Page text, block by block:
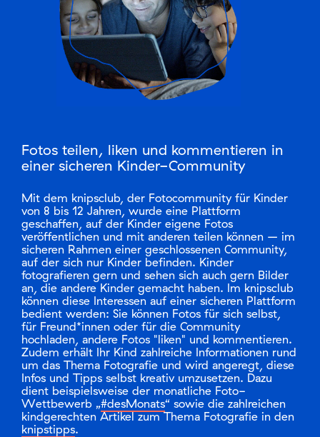
Mitglied werden
Fotos teilen, liken und kommentieren in
einer sicheren Kinder-Community
Mit dem knipsclub, der Fotocommunity für Kinder
von 8 bis 12 Jahren, wurde eine Plattform
geschaffen, auf der Kinder eigene Fotos
veröffentlichen und mit anderen teilen können – im
sicheren Rahmen einer geschlossenen Community,
auf der sich nur Kinder befinden. Kinder
fotografieren gern und sehen sich auch gern Bilder
an, die andere Kinder gemacht haben. Im knipsclub
können diese Interessen auf einer sicheren Plattform
bedient werden: Sie können Fotos für sich selbst,
für Freund*innen oder für die Community
hochladen, andere Fotos "liken" und kommentieren.
Zudem erhält Ihr Kind zahlreiche Informationen rund
um das Thema Fotografie und wird angeregt, diese
Infos und Tipps selbst kreativ umzusetzen. Dazu
dient beispielsweise der monatliche Foto-
Wettbewerb „#desMonats“ sowie die zahlreichen
kindgerechten Artikel zum Thema Fotografie in den
knipstipps.